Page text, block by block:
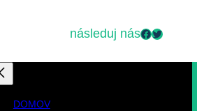
následuj násFacebook Twitter
DOMOV